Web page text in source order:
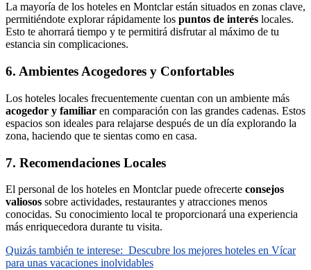
La mayoría de los hoteles en Montclar están situados en zonas clave,
permitiéndote explorar rápidamente los puntos de interés locales.
Esto te ahorrará tiempo y te permitirá disfrutar al máximo de tu
estancia sin complicaciones.
6. Ambientes Acogedores y Confortables
Los hoteles locales frecuentemente cuentan con un ambiente más
acogedor y familiar en comparación con las grandes cadenas. Estos
espacios son ideales para relajarse después de un día explorando la
zona, haciendo que te sientas como en casa.
7. Recomendaciones Locales
El personal de los hoteles en Montclar puede ofrecerte consejos
valiosos sobre actividades, restaurantes y atracciones menos
conocidas. Su conocimiento local te proporcionará una experiencia
más enriquecedora durante tu visita.
Quizás también te interese: Descubre los mejores hoteles en Vícar
para unas vacaciones inolvidables